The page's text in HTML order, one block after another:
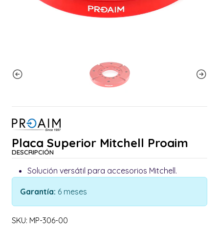
Placa Superior Mitchell Proaim
DESCRIPCIÓN
Solución versátil para accesorios Mitchell.
Garantía: 6 meses
SKU: MP-306-00